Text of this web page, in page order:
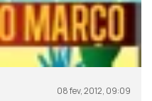
08 fev, 2012, 09:09